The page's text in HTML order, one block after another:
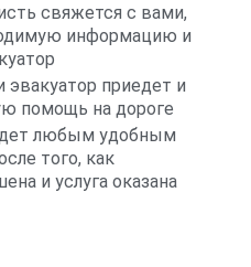
свяжется с вами,
информацию и
эвакуатор приедет и
помощь на дороге
любым удобным
того, как
и услуга оказана